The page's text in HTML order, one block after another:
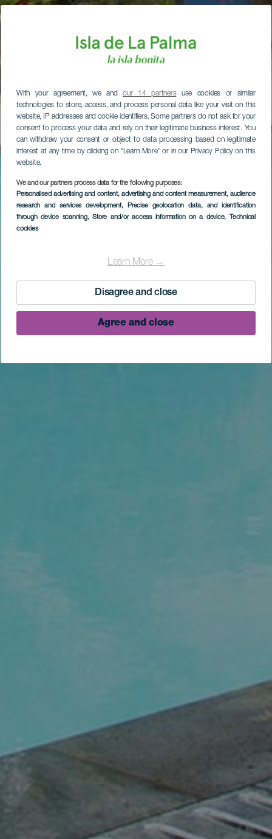
With your agreement, we andour 14 partnersuse cookies or similar
technologies to store, access, and process personal data like your visit on this
website, IP addresses and cookie identifiers. Some partners do not ask for your
consent to process your data and rely on their legitimate business interest. You
can withdraw your consent or object to data processing based on legitimate
interest at any time by clicking on “Learn More” or in our Privacy Policy on this
website.
We and our partners process data for the following purposes:
Personalised advertising and content, advertising and content measurement, audience
research and services development, Precise geolocation data, and identification
through device scanning, Store and/or access information on a device, Technical
cookies
Learn More →
Disagree and close
Agree and close